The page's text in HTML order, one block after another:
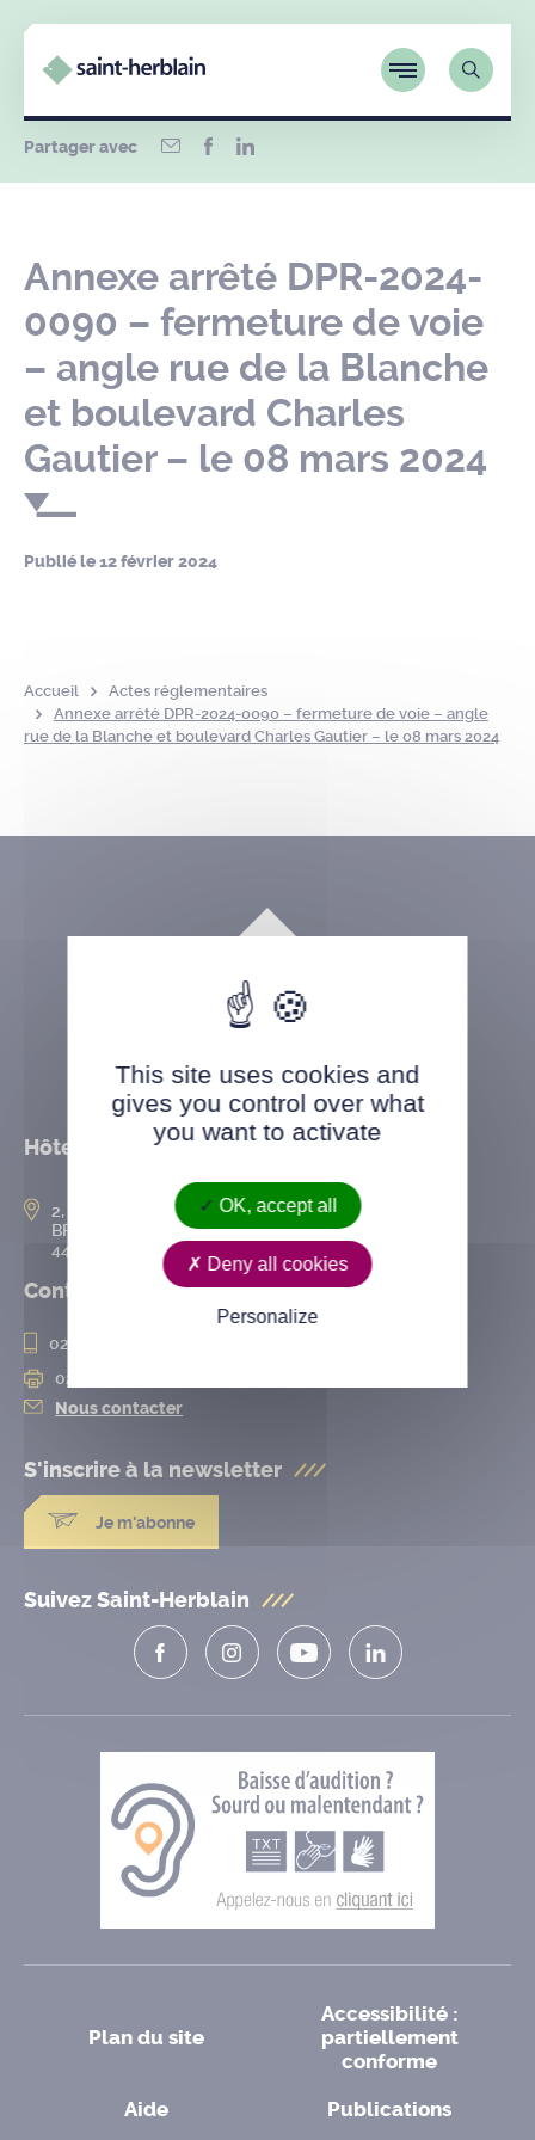
Partager avec
Annexe arrêté DPR-2024-
0090 – fermeture de voie
– angle rue de la Blanche
et boulevard Charles
Gautier – le 08 mars 2024
Publié le12 février 2024
Accueil
Actes réglementaires
Annexe arrêté DPR-2024-0090 – fermeture de voie – angle
rue de la Blanche et boulevard Charles Gautier – le 08 mars 2024
Hôtel de ville
2, rue de l’Hôtel-de-Ville
BP 50167
44802 Saint-Herblain cedex
Contact
02 28 25 20 00
02 28 25 20 10
Nous contacter
S'inscrire à la newsletter
Je m'abonne
Suivez Saint-Herblain
Plan du site
Accessibilité :
partiellement
conforme
Aide
Publications
This site uses cookies and
gives you control over what
you want to activate
OK, accept all
Deny all cookies
Personalize